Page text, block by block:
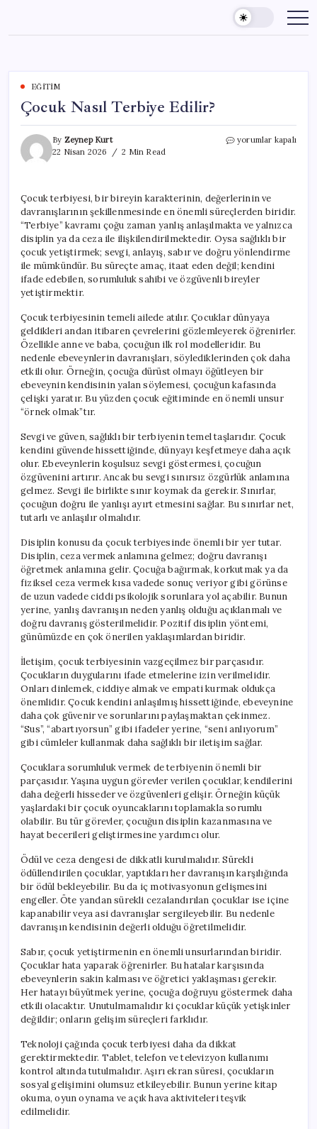
content
EĞITIM
Çocuk Nasıl Terbiye Edilir?
By Zeynep Kurt
22 Nisan 2026
2 Min Read
Çocuk
yorumlar kapalı
Çocuk terbiyesi, bir bireyin karakterinin, değerlerinin ve
davranışlarının şekillenmesinde en önemli süreçlerden biridir.
“Terbiye” kavramı çoğu zaman yanlış anlaşılmakta ve yalnızca
disiplin ya da ceza ile ilişkilendirilmektedir. Oysa sağlıklı bir
çocuk yetiştirmek; sevgi, anlayış, sabır ve doğru yönlendirme
ile mümkündür. Bu süreçte amaç, itaat eden değil; kendini
ifade edebilen, sorumluluk sahibi ve özgüvenli bireyler
yetiştirmektir.
Çocuk terbiyesinin temeli ailede atılır. Çocuklar dünyaya
geldikleri andan itibaren çevrelerini gözlemleyerek öğrenirler.
Özellikle anne ve baba, çocuğun ilk rol modelleridir. Bu
nedenle ebeveynlerin davranışları, söylediklerinden çok daha
etkili olur. Örneğin, çocuğa dürüst olmayı öğütleyen bir
ebeveynin kendisinin yalan söylemesi, çocuğun kafasında
çelişki yaratır. Bu yüzden çocuk eğitiminde en önemli unsur
“örnek olmak”tır.
Sevgi ve güven, sağlıklı bir terbiyenin temel taşlarıdır. Çocuk
kendini güvende hissettiğinde, dünyayı keşfetmeye daha açık
olur. Ebeveynlerin koşulsuz sevgi göstermesi, çocuğun
özgüvenini artırır. Ancak bu sevgi sınırsız özgürlük anlamına
gelmez. Sevgi ile birlikte sınır koymak da gerekir. Sınırlar,
çocuğun doğru ile yanlışı ayırt etmesini sağlar. Bu sınırlar net,
tutarlı ve anlaşılır olmalıdır.
Disiplin konusu da çocuk terbiyesinde önemli bir yer tutar.
Disiplin, ceza vermek anlamına gelmez; doğru davranışı
öğretmek anlamına gelir. Çocuğa bağırmak, korkutmak ya da
fiziksel ceza vermek kısa vadede sonuç veriyor gibi görünse
de uzun vadede ciddi psikolojik sorunlara yol açabilir. Bunun
yerine, yanlış davranışın neden yanlış olduğu açıklanmalı ve
doğru davranış gösterilmelidir. Pozitif disiplin yöntemi,
günümüzde en çok önerilen yaklaşımlardan biridir.
İletişim, çocuk terbiyesinin vazgeçilmez bir parçasıdır.
Çocukların duygularını ifade etmelerine izin verilmelidir.
Onları dinlemek, ciddiye almak ve empati kurmak oldukça
önemlidir. Çocuk kendini anlaşılmış hissettiğinde, ebeveynine
daha çok güvenir ve sorunlarını paylaşmaktan çekinmez.
“Sus”, “abartıyorsun” gibi ifadeler yerine, “seni anlıyorum”
gibi cümleler kullanmak daha sağlıklı bir iletişim sağlar.
Çocuklara sorumluluk vermek de terbiyenin önemli bir
parçasıdır. Yaşına uygun görevler verilen çocuklar, kendilerini
daha değerli hisseder ve özgüvenleri gelişir. Örneğin küçük
yaşlardaki bir çocuk oyuncaklarını toplamakla sorumlu
olabilir. Bu tür görevler, çocuğun disiplin kazanmasına ve
hayat becerileri geliştirmesine yardımcı olur.
Ödül ve ceza dengesi de dikkatli kurulmalıdır. Sürekli
ödüllendirilen çocuklar, yaptıkları her davranışın karşılığında
bir ödül bekleyebilir. Bu da iç motivasyonun gelişmesini
engeller. Öte yandan sürekli cezalandırılan çocuklar ise içine
kapanabilir veya asi davranışlar sergileyebilir. Bu nedenle
davranışın kendisinin değerli olduğu öğretilmelidir.
Sabır, çocuk yetiştirmenin en önemli unsurlarından biridir.
Çocuklar hata yaparak öğrenirler. Bu hatalar karşısında
ebeveynlerin sakin kalması ve öğretici yaklaşması gerekir.
Her hatayı büyütmek yerine, çocuğa doğruyu göstermek daha
etkili olacaktır. Unutulmamalıdır ki çocuklar küçük yetişkinler
değildir; onların gelişim süreçleri farklıdır.
Teknoloji çağında çocuk terbiyesi daha da dikkat
gerektirmektedir. Tablet, telefon ve televizyon kullanımı
kontrol altında tutulmalıdır. Aşırı ekran süresi, çocukların
sosyal gelişimini olumsuz etkileyebilir. Bunun yerine kitap
okuma, oyun oynama ve açık hava aktiviteleri teşvik
edilmelidir.